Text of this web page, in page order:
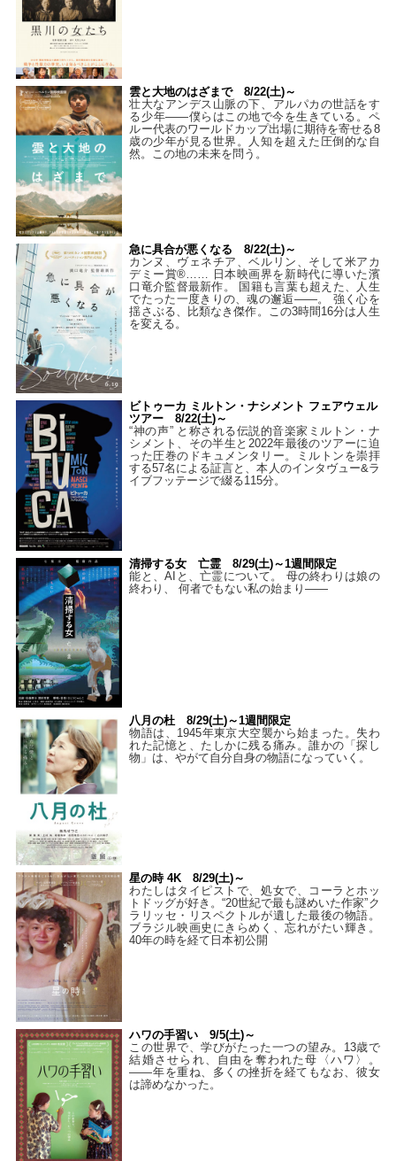
雲と大地のはざまで 8/22(土)～
壮大なアンデス山脈の下、アルパカの世話をす
る少年――僕らはこの地で今を生きている。ペ
ルー代表のワールドカップ出場に期待を寄せる8
歳の少年が見る世界。人知を超えた圧倒的な自
然。この地の未来を問う。
急に具合が悪くなる 8/22(土)～
カンヌ、ヴェネチア、ベルリン、そして米アカ
デミー賞®…… 日本映画界を新時代に導いた濱
口竜介監督最新作。 国籍も言葉も超えた、人生
でたった一度きりの、魂の邂逅――。 強く心を
揺さぶる、比類なき傑作。この3時間16分は人生
を変える。
ビトゥーカ ミルトン・ナシメント フェアウェル
ツアー 8/22(土)～
“神の声” と称される伝説的音楽家ミルトン・ナ
シメント、その半生と2022年最後のツアーに迫
った圧巻のドキュメンタリー。ミルトンを崇拝
する57名による証言と、本人のインタヴュー&ラ
イブフッテージで綴る115分。
清掃する女 亡霊 8/29(土)～1週間限定
能と、AIと、亡霊について。 母の終わりは娘の
終わり、 何者でもない私の始まり――
八月の杜 8/29(土)～1週間限定
物語は、1945年東京大空襲から始まった。失わ
れた記憶と、たしかに残る痛み。誰かの「探し
物」は、やがて自分自身の物語になっていく。
星の時 4K 8/29(土)～
わたしはタイピストで、処⼥で、コーラとホッ
トドッグが好き。“20世紀で最も謎めいた作家”ク
ラリッセ・リスペクトルが遺した最後の物語。
ブラジル映画史にきらめく、忘れがたい輝き。
40年の時を経て⽇本初公開
ハワの手習い 9/5(土)～
この世界で、学びがたった一つの望み。13歳で
結婚させられ、自由を奪われた母〈ハワ〉。
——年を重ね、多くの挫折を経てもなお、彼女
は諦めなかった。